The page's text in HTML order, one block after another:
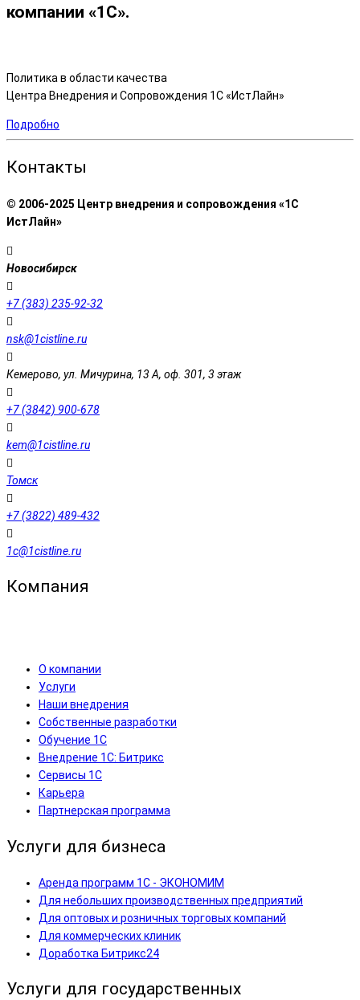
компании «1С».
Политика в области качества
Центра Внедрения и Сопровождения 1С «ИстЛайн»
Подробно
Контакты
© 2006-2025 Центр внедрения и сопровождения «1С
ИстЛайн»
Новосибирск
+7 (383) 235-92-32
nsk@1cistline.ru
Кемерово, ул. Мичурина, 13 А, оф. 301, 3 этаж
+7 (3842) 900-678
kem@1cistline.ru
Томск
+7 (3822) 489-432
1c@1cistline.ru
Компания
О компании
Услуги
Наши внедрения
Собственные разработки
Обучение 1С
Внедрение 1С: Битрикс
Сервисы 1С
Карьера
Партнерская программа
Услуги для бизнеса
Аренда программ 1С - ЭКОНОМИМ
Для небольших производственных предприятий
Для оптовых и розничных торговых компаний
Для коммерческих клиник
Доработка Битрикс24
Услуги для государственных